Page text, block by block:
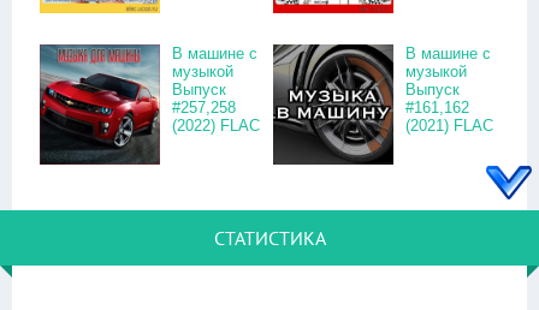
В машине с
музыкой
Выпуск
#257,258
(2022) FLAC
В машине с
музыкой
Выпуск
#161,162
(2021) FLAC
СТАТИСТИКА